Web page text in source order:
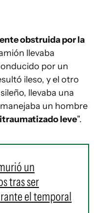
obstruida por la
llevaba
por un
ileso, y el otro
llevaba una
un hombre
leve".
un
tras ser
el temporal